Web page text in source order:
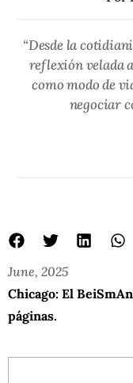
“Desde la
reflexión velada
como modo de
negociar
June, 2025
Chicago: El
páginas.